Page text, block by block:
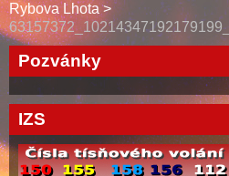
Rybova Lhota
Pozvánky
IZS